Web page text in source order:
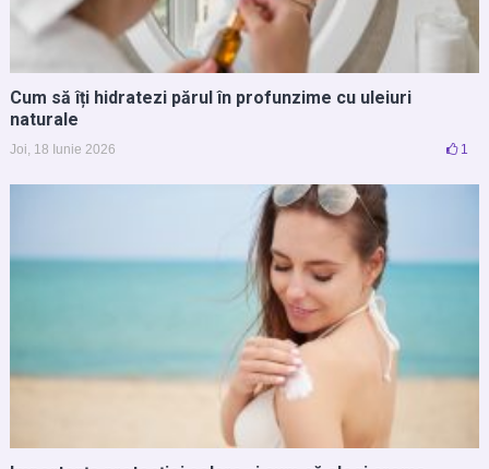
Cum să îți hidratezi părul în profunzime cu uleiuri
naturale
Joi, 18 Iunie 2026 1